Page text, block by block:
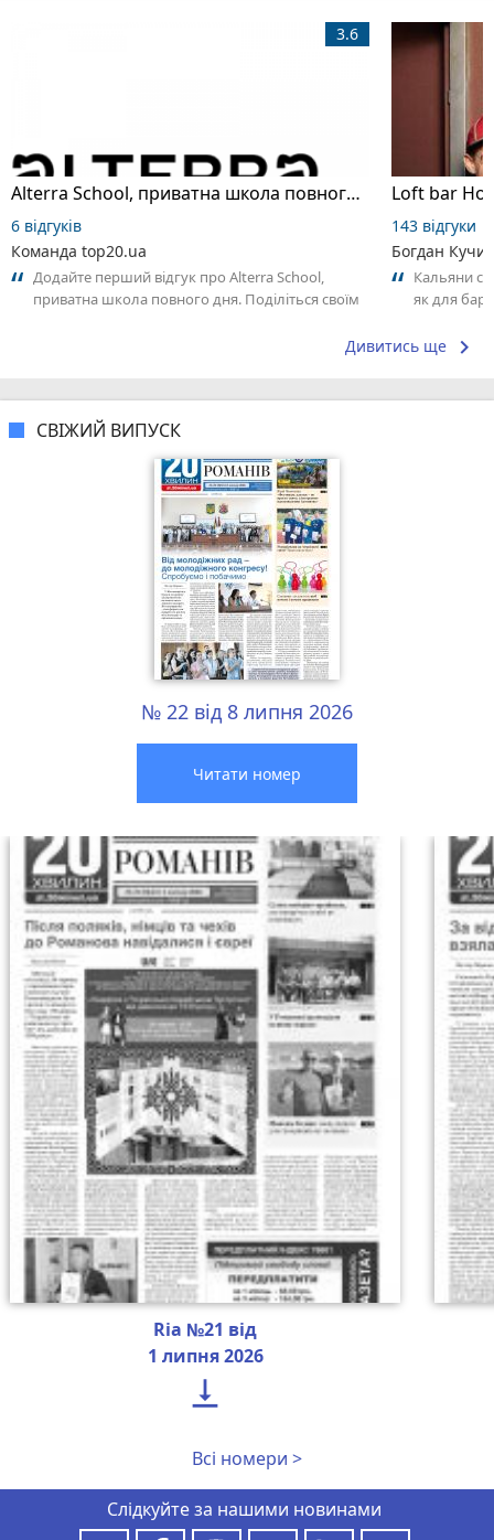
Alterra School, приватна школа повного дня
3.6
6 відгуків
Команда top20.ua
Додайте перший відгук про Alterra School,
приватна школа повного дня. Поділіться своїм
Loft bar
143 відгуки
Богдан
Кальяни
як для
Дивитись ще keyboard_arrow_right
СВІЖИЙ ВИПУСК
№ 22 від 8 липня 2026
Читати номер
Ria №21 від
1 липня 2026

Всі номери >
Слідкуйте за нашими новинами